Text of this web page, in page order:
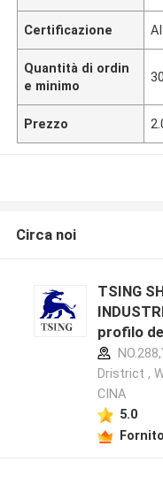
Certificazione
Quantità di ordin
e minimo
30
Prezzo
Circa noi
TSING
profilo
Dristrict ,
CINA
5.0